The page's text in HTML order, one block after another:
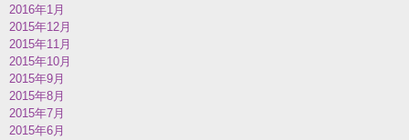
2016年1月
2015年12月
2015年11月
2015年10月
2015年9月
2015年8月
2015年7月
2015年6月